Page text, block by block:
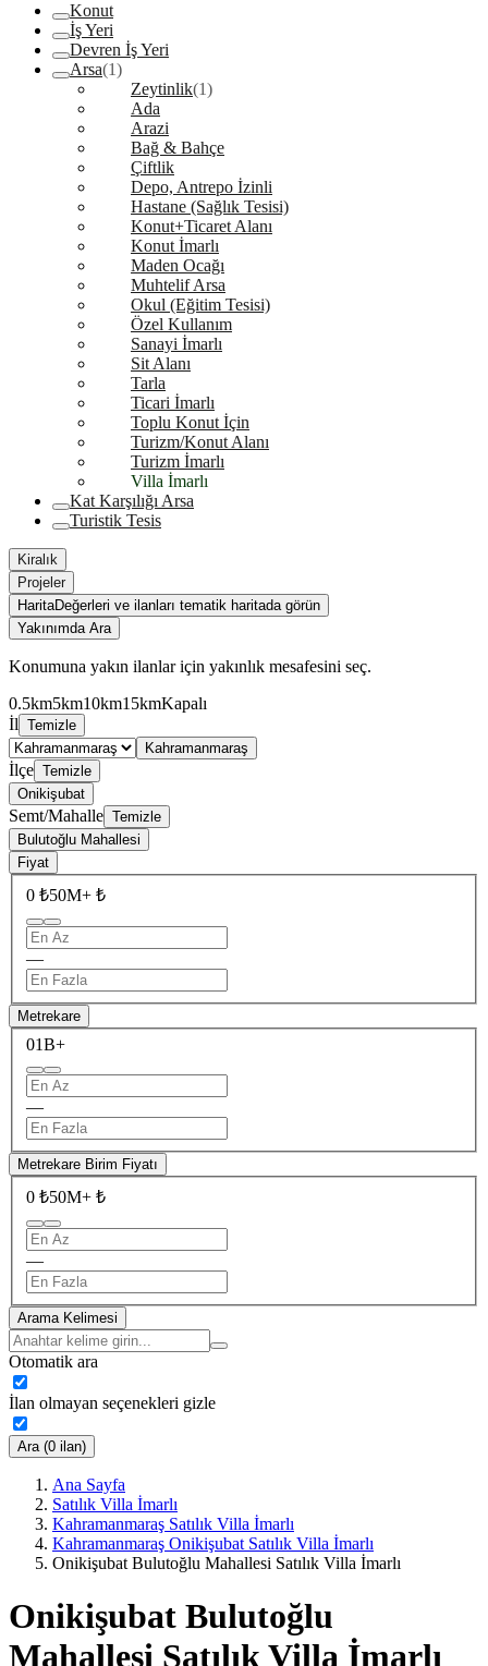
Konut
İş Yeri
Devren İş Yeri
Arsa(1)
Zeytinlik(1)
Ada
Arazi
Bağ & Bahçe
Çiftlik
Depo, Antrepo İzinli
Hastane (Sağlık Tesisi)
Konut+Ticaret Alanı
Konut İmarlı
Maden Ocağı
Muhtelif Arsa
Okul (Eğitim Tesisi)
Özel Kullanım
Sanayi İmarlı
Sit Alanı
Tarla
Ticari İmarlı
Toplu Konut İçin
Turizm/Konut Alanı
Turizm İmarlı
Villa İmarlı
Kat Karşılığı Arsa
Turistik Tesis
Kiralık
Projeler
HaritaDeğerleri ve ilanları tematik haritada görün
Yakınımda Ara
Konumuna yakın ilanlar için yakınlık mesafesini seç.
0.5km5km10km15kmKapalı
İl Temizle
Kahramanmaraş
İlçe Temizle
Onikişubat
Semt/Mahalle Temizle
Bulutoğlu Mahallesi
Fiyat
0 ₺50M+ ₺
—
Metrekare
01B+
—
Metrekare Birim Fiyatı
0 ₺50M+ ₺
—
Arama Kelimesi
Otomatik ara
İlan olmayan seçenekleri gizle
Ara (0 ilan)
Ana Sayfa
Satılık Villa İmarlı
Kahramanmaraş Satılık Villa İmarlı
Kahramanmaraş Onikişubat Satılık Villa İmarlı
Onikişubat Bulutoğlu Mahallesi Satılık Villa İmarlı
Onikişubat Bulutoğlu
Mahallesi Satılık Villa İmarlı